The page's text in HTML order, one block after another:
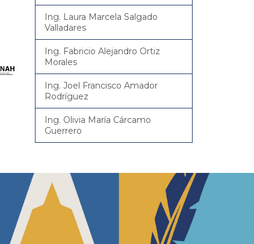
Ing. Laura Marcela Salgado
Valladares
Ing. Fabricio Alejandro Ortiz
Morales
Ing. Joel Francisco Amador
Rodríguez
Ing. Olivia María Cárcamo
Guerrero